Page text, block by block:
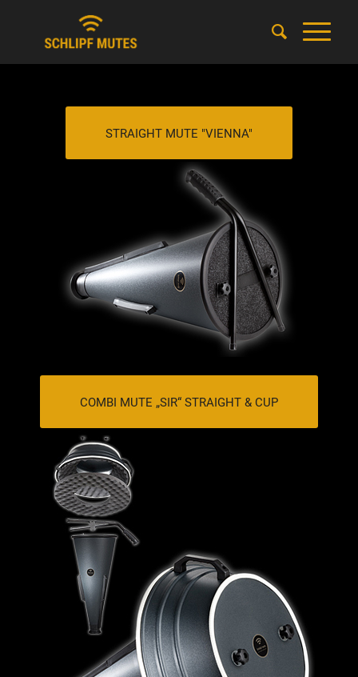
STRAIGHT MUTE "VIENNA"
COMBI MUTE „SIR“ STRAIGHT & CUP